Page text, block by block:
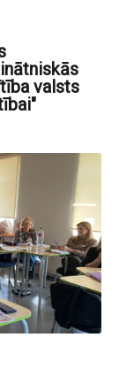
valsts